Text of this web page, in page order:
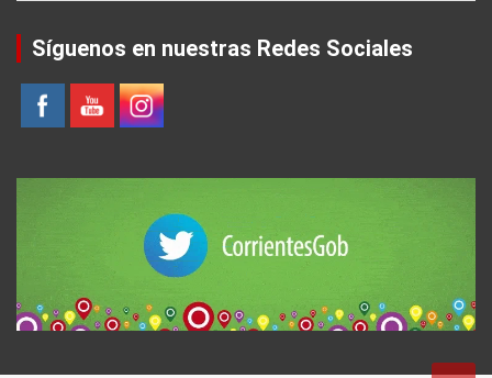
Síguenos en nuestras Redes Sociales